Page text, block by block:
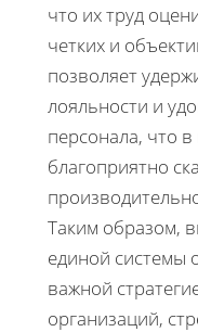
что их труд
четких и
позволяет
лояльности и
персонала, что
благоприятно
Таким образом,
единой системы
важной
организаций,